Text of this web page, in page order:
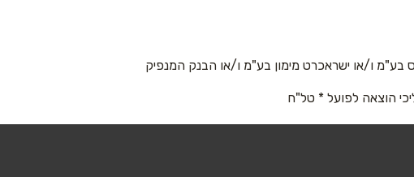
ו/או ישראכרט מימון בע"מ ו/או הבנק המנפיק
הוצאה לפועל * טל"ח